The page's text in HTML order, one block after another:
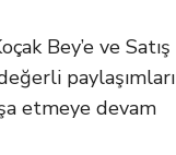
Bey’e ve Satış
paylaşımları
etmeye devam